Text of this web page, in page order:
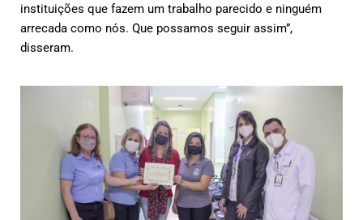
instituições que fazem um trabalho parecido e ninguém
arrecada como nós. Que possamos seguir assim”,
disseram.